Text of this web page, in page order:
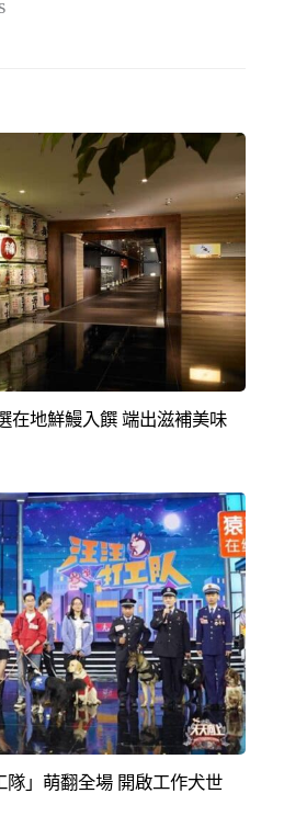
在地鮮鰻入饌 端出滋補美味
隊」萌翻全場 開啟工作犬世